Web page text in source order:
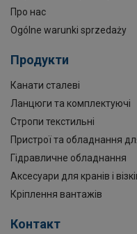
Про нас
Ogólne warunki sprzedaży
Продукти
Канати сталеві
Ланцюги та комплектуючі
Стропи текстильні
Пристрої та обладнання
Гідравличне обладнання
Аксесуари для кранів і
Кріплення вантажів
Контакт